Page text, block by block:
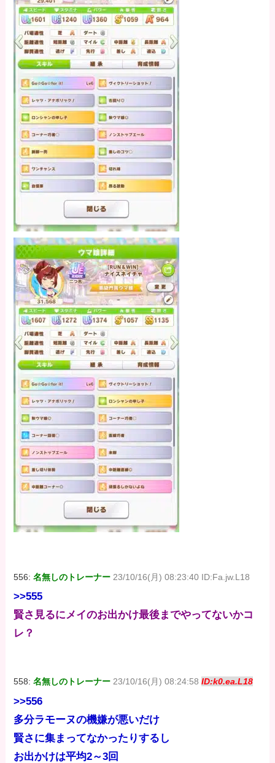
556:名無しのトレーナー 23/10/16(月) 08:23:40 ID:Fa.jw.L18
>>555
賢さ見るにメイのお出かけ最後までやってないかコ
レ？
558:名無しのトレーナー 23/10/16(月) 08:24:58ID:k0.ea.L18
>>556
多分ラモーヌの機嫌が悪いだけ
賢さに集まってなかったりするし
お出かけは平均2～3回